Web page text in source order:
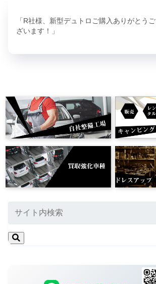
「R社様、新型デュトロご購入ありがとうご
ざいます！」